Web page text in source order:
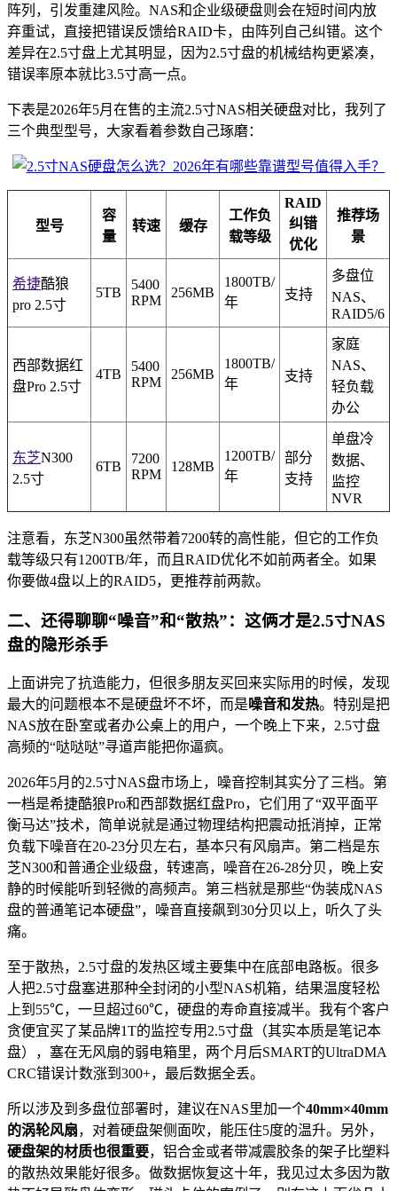
阵列，引发重建风险。NAS和企业级硬盘则会在短时间内放
弃重试，直接把错误反馈给RAID卡，由阵列自己纠错。这个
差异在2.5寸盘上尤其明显，因为2.5寸盘的机械结构更紧凑，
错误率原本就比3.5寸高一点。
下表是2026年5月在售的主流2.5寸NAS相关硬盘对比，我列了
三个典型型号，大家看着参数自己琢磨：
型号
容
量
转速 缓存
工作负
载等级
RAID
纠错
优化
推荐场
景
希捷酷狼
pro 2.5寸
5TB
5400
RPM
256MB
1800TB/
年
支持
多盘位
NAS、
RAID5/6
西部数据红
盘Pro 2.5寸
4TB
5400
RPM
256MB
1800TB/
年
支持
家庭
NAS、
轻负载
办公
东芝N300
2.5寸
6TB
7200
RPM
128MB
1200TB/
年
部分
支持
单盘冷
数据、
监控
NVR
注意看，东芝N300虽然带着7200转的高性能，但它的工作负
载等级只有1200TB/年，而且RAID优化不如前两者全。如果
你要做4盘以上的RAID5，更推荐前两款。
二、还得聊聊“噪音”和“散热”：这俩才是2.5寸NAS
盘的隐形杀手
上面讲完了抗造能力，但很多朋友买回来实际用的时候，发现
最大的问题根本不是硬盘坏不坏，而是噪音和发热。特别是把
NAS放在卧室或者办公桌上的用户，一个晚上下来，2.5寸盘
高频的“哒哒哒”寻道声能把你逼疯。
2026年5月的2.5寸NAS盘市场上，噪音控制其实分了三档。第
一档是希捷酷狼Pro和西部数据红盘Pro，它们用了“双平面平
衡马达”技术，简单说就是通过物理结构把震动抵消掉，正常
负载下噪音在20-23分贝左右，基本只有风扇声。第二档是东
芝N300和普通企业级盘，转速高，噪音在26-28分贝，晚上安
静的时候能听到轻微的高频声。第三档就是那些“伪装成NAS
盘的普通笔记本硬盘”，噪音直接飙到30分贝以上，听久了头
痛。
至于散热，2.5寸盘的发热区域主要集中在底部电路板。很多
人把2.5寸盘塞进那种全封闭的小型NAS机箱，结果温度轻松
上到55℃，一旦超过60℃，硬盘的寿命直接减半。我有个客户
贪便宜买了某品牌1T的监控专用2.5寸盘（其实本质是笔记本
盘），塞在无风扇的弱电箱里，两个月后SMART的UltraDMA
CRC错误计数涨到300+，最后数据全丢。
所以涉及到多盘位部署时，建议在NAS里加一个40mm×40mm
的涡轮风扇，对着硬盘架侧面吹，能压住5度的温升。另外，
硬盘架的材质也很重要，铝合金或者带减震胶条的架子比塑料
的散热效果能好很多。做数据恢复这十年，我见过太多因为散